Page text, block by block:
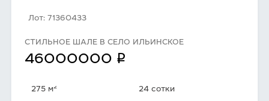
Лот: 71360433
СТИЛЬНОЕ ШАЛЕ В СЕЛО ИЛЬИНСКОЕ
46000000 q
275 м2
24 сотки